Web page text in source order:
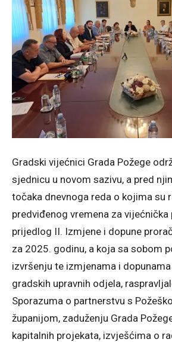
Gradski vijećnici Grada Požege
sjednicu u novom sazivu, a pred
točaka dnevnoga reda o kojima su
predviđenog vremena za vijećnička
prijedlog II. Izmjene i dopune
za 2025. godinu, a koja sa sobom
izvršenju te izmjenama i
gradskih upravnih odjela,
Sporazuma o partnerstvu s
županijom, zaduženju Grada
kapitalnih projekata, izvješćima o